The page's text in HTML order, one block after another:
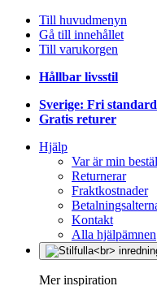
Till huvudmenyn
Gå till innehållet
Till varukorgen
Hållbar livsstil
Sverige: Fri
Gratis returer
Hjälp
Var är min
Returnerar
Fraktkostnader
Kontakt
Alla hjälpämnen
Mer inspiration